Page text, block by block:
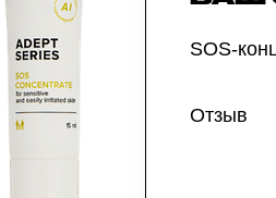
SOS-
Отзыв